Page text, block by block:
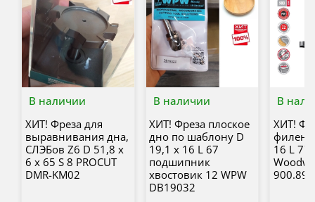
В наличии
ХИТ! Фреза для
выравнивания дна,
СЛЭБов Z6 D 51,8 x
6 x 65 S 8 PROCUT
DMR-KM02
В наличии
ХИТ! Фреза плоское
дно по шаблону D
19,1 x 16 L 67
подшипник
хвостовик 12 WPW
DB19032
В
ХИТ!
16 L 77